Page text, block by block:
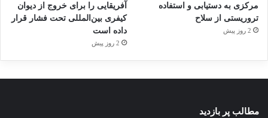
مرکزی به دستیابی و استفاده
تروریستی از سلاح
2 روز پیش
آفریقایی را برای خروج از دیوان
کیفری بین‌المللی تحت فشار قرار
داده است
2 روز پیش
مطالب پر بازدید